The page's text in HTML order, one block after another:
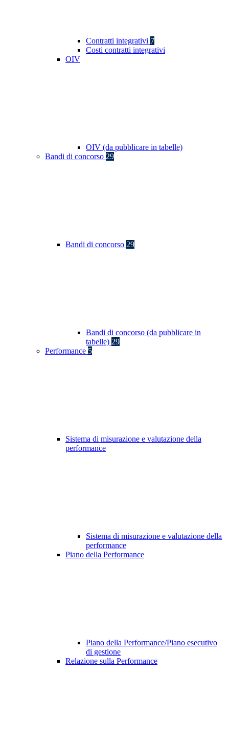
Contratti integrativi 7
Costi contratti integrativi
OIV
OIV (da pubblicare in tabelle)
Bandi di concorso 29
Bandi di concorso 29
Bandi di concorso (da pubblicare in
tabelle) 29
Performance 5
Sistema di misurazione e valutazione della
performance
Sistema di misurazione e valutazione della
performance
Piano della Performance
Piano della Performance/Piano esecutivo
di gestione
Relazione sulla Performance